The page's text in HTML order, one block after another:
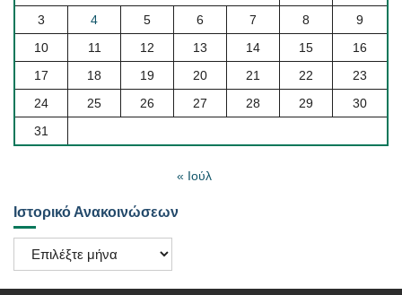
3
4 5 6 7 8
9
10
11 12 13 14 15
16
17
18 19 20 21 22
23
24
25 26 27 28 29
30
31
« Ιούλ
Ιστορικό Ανακοινώσεων
Ιστορικό
Ανακοινώσεων